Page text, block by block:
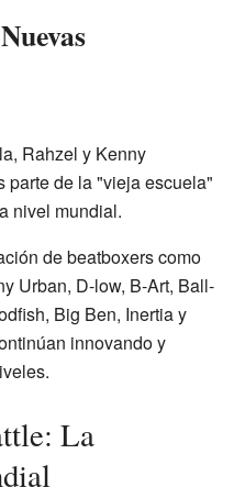
Rahzel y Kenny
parte de la "vieja escuela"
nivel mundial.
de beatboxers como
Urban, D-low, B-Art, Ball-
Big Ben, Inertia y
innovando y
La